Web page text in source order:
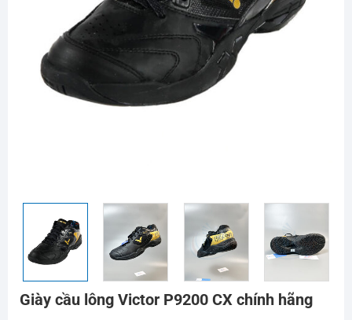
Giày cầu lông Victor P9200 CX chính hãng